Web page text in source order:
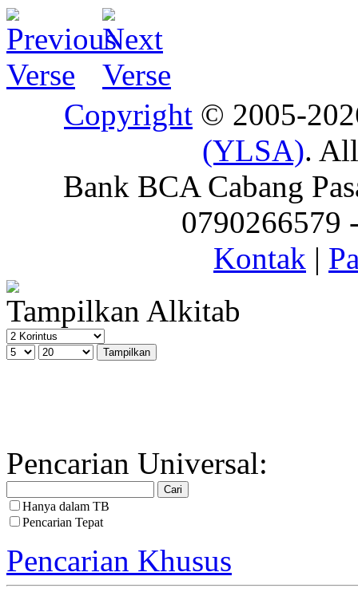
Copyright © 2005-
(YLSA).
Bank BCA Cabang
0790266579
Kontak |
Tampilkan Alkitab
Pencarian Universal:
Hanya dalam TB
Pencarian Tepat
Pencarian Khusus